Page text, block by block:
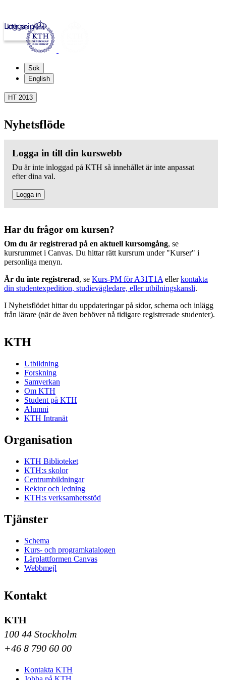
kth.se
Logga in
Sök
English
HT 2013
Nyhetsflöde
Logga in till din kurswebb
Du är inte inloggad på KTH så innehållet är inte anpassat
efter dina val.
Logga in
Har du frågor om kursen?
Om du är registrerad på en aktuell kursomgång, se
kursrummet i Canvas. Du hittar rätt kursrum under "Kurser" i
personliga menyn.
Är du inte registrerad, se Kurs-PM för A31T1A ellerkontakta
din studentexpedition, studievägledare, eller utbilningskansli.
I Nyhetsflödet hittar du uppdateringar på sidor, schema och inlägg
från lärare (när de även behöver nå tidigare registrerade studenter).
KTH
Utbildning
Forskning
Samverkan
Om KTH
Student på KTH
Alumni
KTH Intranät
Organisation
KTH Biblioteket
KTH:s skolor
Centrumbildningar
Rektor och ledning
KTH:s verksamhetsstöd
Tjänster
Schema
Kurs- och programkatalogen
Lärplattformen Canvas
Webbmejl
Kontakt
KTH
100 44 Stockholm
+46 8 790 60 00
Kontakta KTH